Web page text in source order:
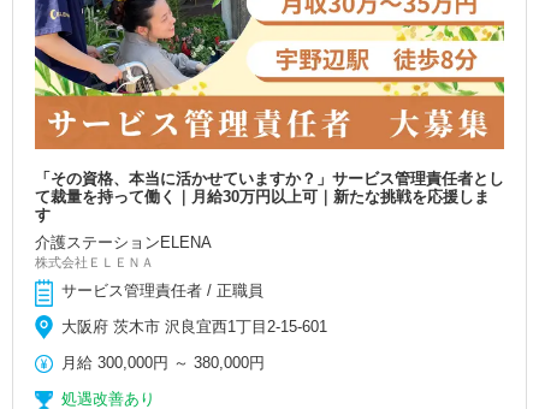
「その資格、本当に活かせていますか？」サービス管理責任者とし
て裁量を持って働く｜月給30万円以上可｜新たな挑戦を応援しま
す
介護ステーションELENA
株式会社ＥＬＥＮＡ
サービス管理責任者 / 正職員
大阪府 茨木市 沢良宜西1丁目2-15-601
月給 300,000円 ～380,000円
処遇改善あり